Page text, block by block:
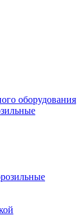
оборудования